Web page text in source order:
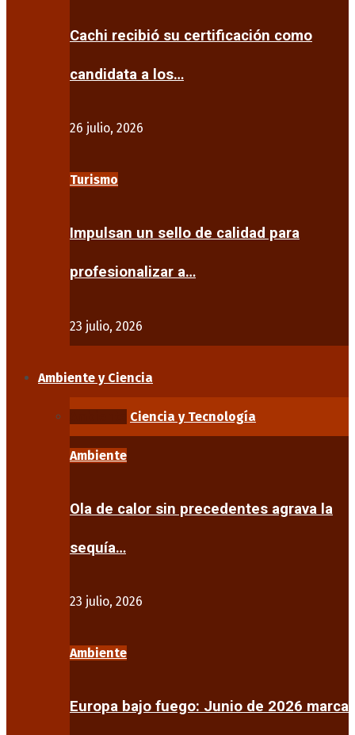
Cachi recibió su certificación como
candidata a los…
26 julio, 2026
Turismo
Impulsan un sello de calidad para
profesionalizar a…
23 julio, 2026
Ambiente y Ciencia
Ciencia y Tecnología
Ambiente
Ola de calor sin precedentes agrava la
sequía…
23 julio, 2026
Ambiente
Europa bajo fuego: Junio de 2026 marca